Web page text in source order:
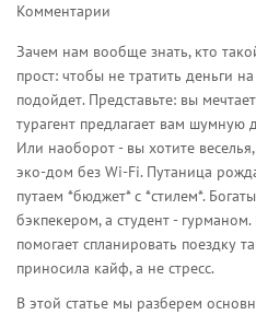
Комментарии
Зачем нам вообще знать, кто
прост: чтобы не тратить деньги
подойдет. Представьте: вы
турагент предлагает вам шумную
Или наоборот - вы хотите
эко-дом без Wi-Fi. Путаница
путаем *бюджет* с *стилем*.
бэкпекером, а студент -
помогает спланировать поездку
приносила кайф, а не стресс.
В этой статье мы разберем